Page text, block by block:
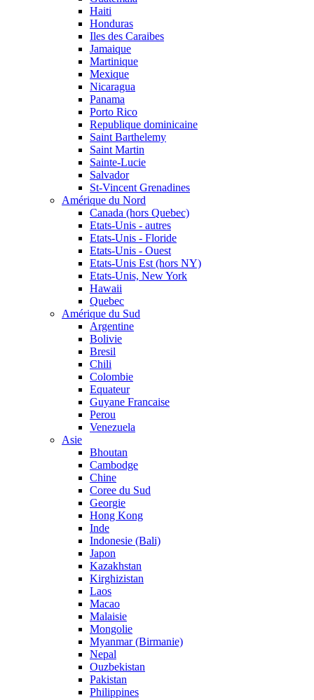
Haiti
Honduras
Iles des Caraibes
Jamaique
Martinique
Mexique
Nicaragua
Panama
Porto Rico
Republique dominicaine
Saint Barthelemy
Saint Martin
Sainte-Lucie
Salvador
St-Vincent Grenadines
Amérique du Nord
Canada (hors Quebec)
Etats-Unis - autres
Etats-Unis - Floride
Etats-Unis - Ouest
Etats-Unis Est (hors NY)
Etats-Unis, New York
Hawaii
Quebec
Amérique du Sud
Argentine
Bolivie
Bresil
Chili
Colombie
Equateur
Guyane Francaise
Perou
Venezuela
Asie
Bhoutan
Cambodge
Chine
Coree du Sud
Georgie
Hong Kong
Inde
Indonesie (Bali)
Japon
Kazakhstan
Kirghizistan
Laos
Macao
Malaisie
Mongolie
Myanmar (Birmanie)
Nepal
Ouzbekistan
Pakistan
Philippines